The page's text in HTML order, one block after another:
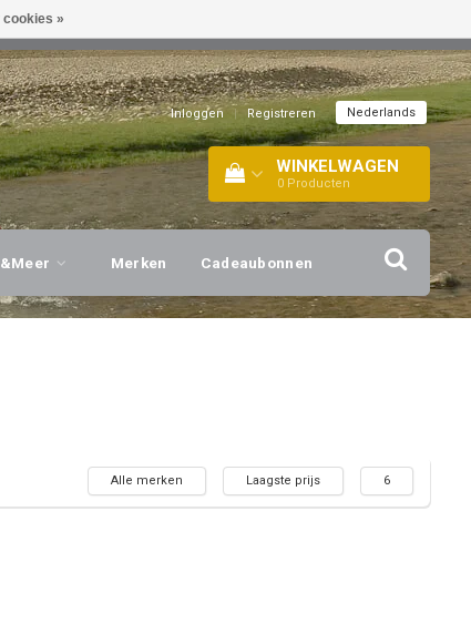
Inloggen | Registreren Nederlands
WINKELWAGEN
0 Producten
Merken Cadeaubonnen
Alle merken Laagste prijs 6
cookies »